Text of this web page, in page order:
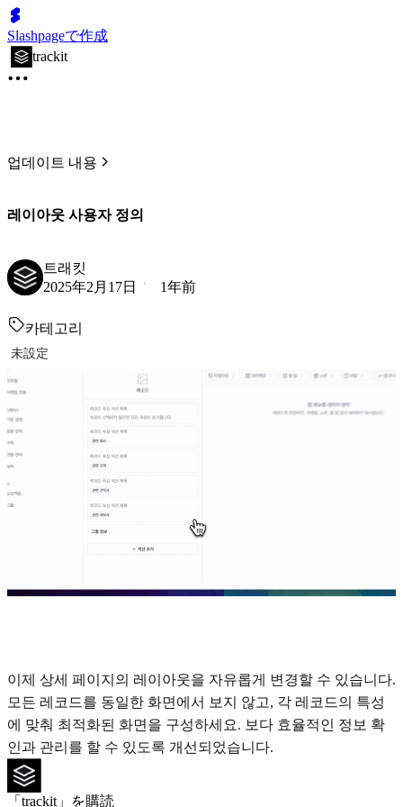
Slashpageで作成
trackit
업데이트 내용
레이아웃 사용자 정의
트래킷
2025年2月17日
1年前
카테고리
未設定
이제 상세 페이지의 레이아웃을 자유롭게 변경할 수 있습니다.
모든 레코드를 동일한 화면에서 보지 않고, 각 레코드의 특성
에 맞춰 최적화된 화면을 구성하세요. 보다 효율적인 정보 확
인과 관리를 할 수 있도록 개선되었습니다.
「trackit」を購読